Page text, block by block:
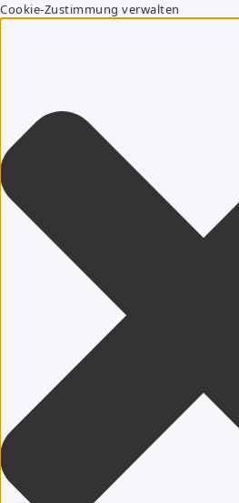
Cookie-Zustimmung verwalten